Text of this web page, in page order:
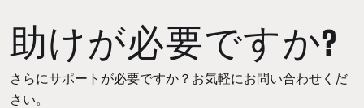
助けが必要ですか?
さらにサポートが必要ですか？お気軽にお問い合わせくだ
さい。